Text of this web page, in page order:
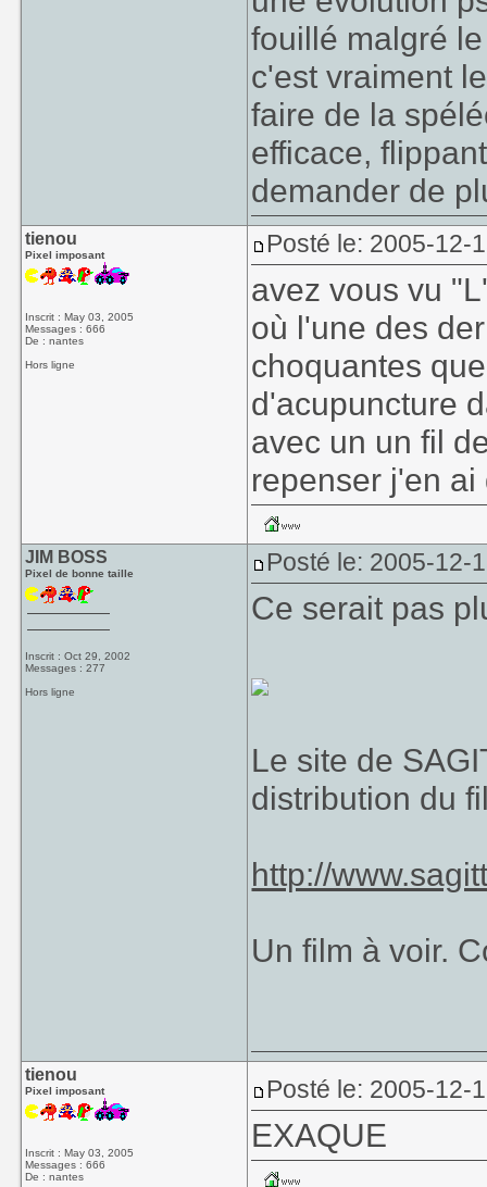
fouillé malgré
c'est vraiment
faire de la
efficace,
demander de
tienou
Pixel imposant
Inscrit : May 03, 2005
Messages : 666
De : nantes
Hors ligne
Posté le: 2005-12-
avez vous vu
où l'une des
choquantes
d'acupuncture
avec un un fil
repenser j'en
JIM BOSS
Pixel de bonne taille
Inscrit : Oct 29, 2002
Messages : 277
Hors ligne
Posté le: 2005-12-
Ce serait pas
Le site de
distribution du
http://
Un film à voir.
tienou
Pixel imposant
Inscrit : May 03, 2005
Messages : 666
De : nantes
Posté le: 2005-12-
EXAQUE